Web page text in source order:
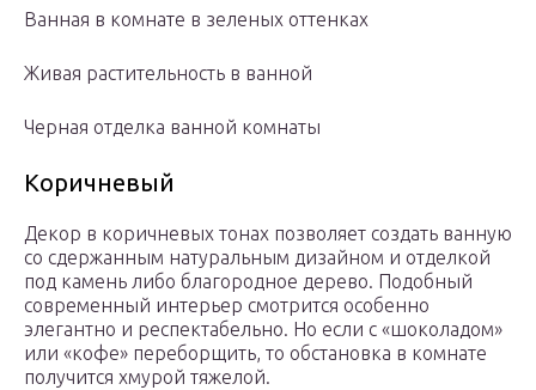
Ванная в комнате в зеленых оттенках
Живая растительность в ванной
Черная отделка ванной комнаты
Коричневый
Декор в коричневых тонах позволяет создать ванную
со сдержанным натуральным дизайном и отделкой
под камень либо благородное дерево. Подобный
современный интерьер смотрится особенно
элегантно и респектабельно. Но если с «шоколадом»
или «кофе» переборщить, то обстановка в комнате
получится хмурой тяжелой.